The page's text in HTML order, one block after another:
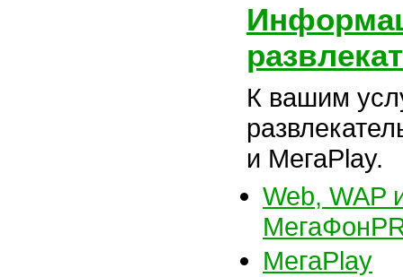
К вашим
и МегаPlay.
Web, WAP
МегаPlay